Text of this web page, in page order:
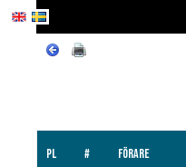
Pl # Förare